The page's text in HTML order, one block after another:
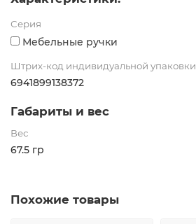
Серия
Мебельные ручки
Штрих-код индивидуальной упаковки
6941899138372
Габариты и вес
Вес
67.5 гр
Похожие товары